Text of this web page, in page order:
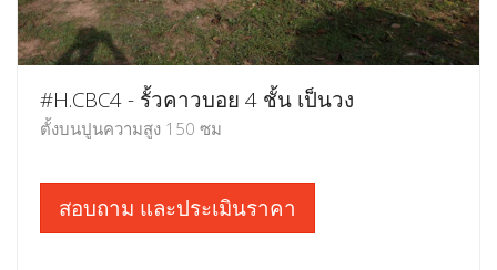
#H.CBC4 - รั้วคาวบอย 4 ชั้น เป็นวง
ตั้งบนปูนความสูง 150 ซม
สอบถาม และประเมินราคา